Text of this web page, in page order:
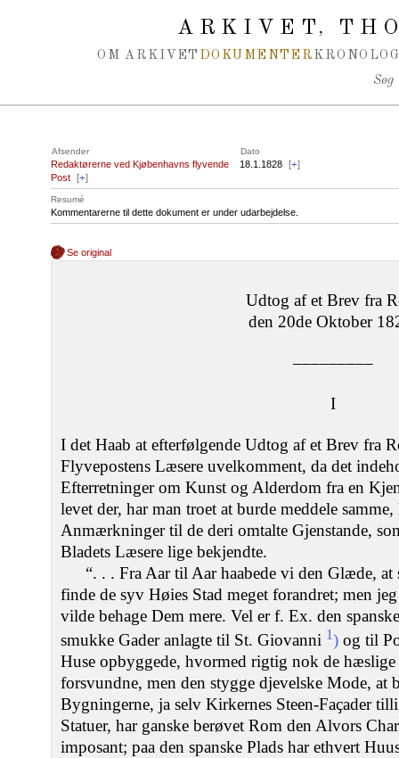
ARKIVET,
OM ARKIVET DOKUMENTER
Søg
Afsender Dato
Redaktørerne ved Kjøbenhavns flyvende
Post
[+]
18.1.1828 [+]
Resumé
Kommentarerne til dette dokument er under udarbejdelse.
Se original
Udtog af et Brev fra
den 20de Oktober
–––––––––
I
I det Haab at efterfølgende Udtog af et Brev fra
Flyvepostens Læsere uvelkomment, da det
Efterretninger om Kunst og Alderdom fra en
levet der, har man troet at burde meddele
Anmærkninger til de deri omtalte Gjenstande,
Bladets Læsere lige bekjendte.
“. . . Fra Aar til Aar haabede vi den Glæde,
finde de syv Høies Stad meget forandret; men
vilde behage Dem mere. Vel er f. Ex. den
smukke Gader anlagte til St. Giovanni 1) og til
Huse opbyggede, hvormed rigtig nok de hæslige
forsvundne, men den stygge djevelske Mode, at
Bygningerne, ja selv Kirkernes Steen-Faҫader
Statuer, har ganske berøvet Rom den Alvors
imposant; paa den spanske Plads har ethvert